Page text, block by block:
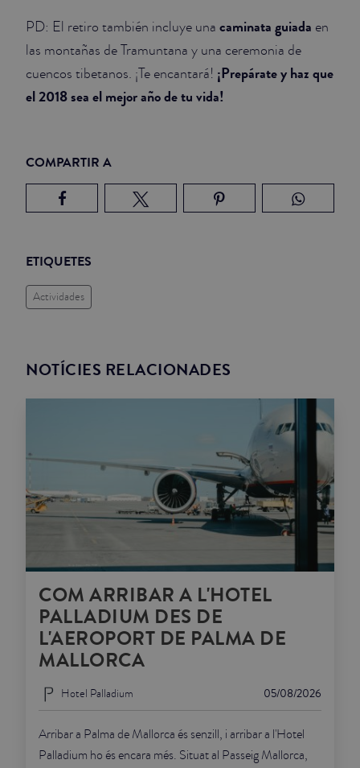
PD: El retiro también incluye una caminata guiada en
las montañas de Tramuntana y una ceremonia de
cuencos tibetanos. ¡Te encantará! ¡Prepárate y haz que
el 2018 sea el mejor año de tu vida!
COMPARTIR A
ETIQUETES
Actividades
NOTÍCIES RELACIONADES
COM ARRIBAR A L'HOTEL
PALLADIUM DES DE
L'AEROPORT DE PALMA DE
MALLORCA
05/08/2026
Hotel Palladium
Arribar a Palma de Mallorca és senzill, i arribar a l'Hotel
Palladium ho és encara més. Situat al Passeig Mallorca,